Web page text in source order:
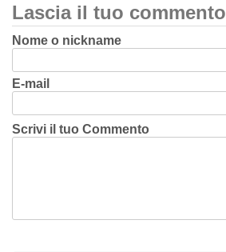
Lascia il tuo commento
Nome o nickname
E-mail
Scrivi il tuo Commento